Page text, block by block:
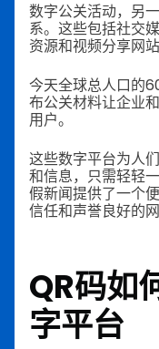
数字公关活动，另
系。这些包括社交
资源和视频分享网站
今天全球总人口的
布公关材料让企业
用户。
这些数字平台为人
和信息，只需轻轻
假新闻提供了一个
信任和声誉良好的网
QR码如
字平台